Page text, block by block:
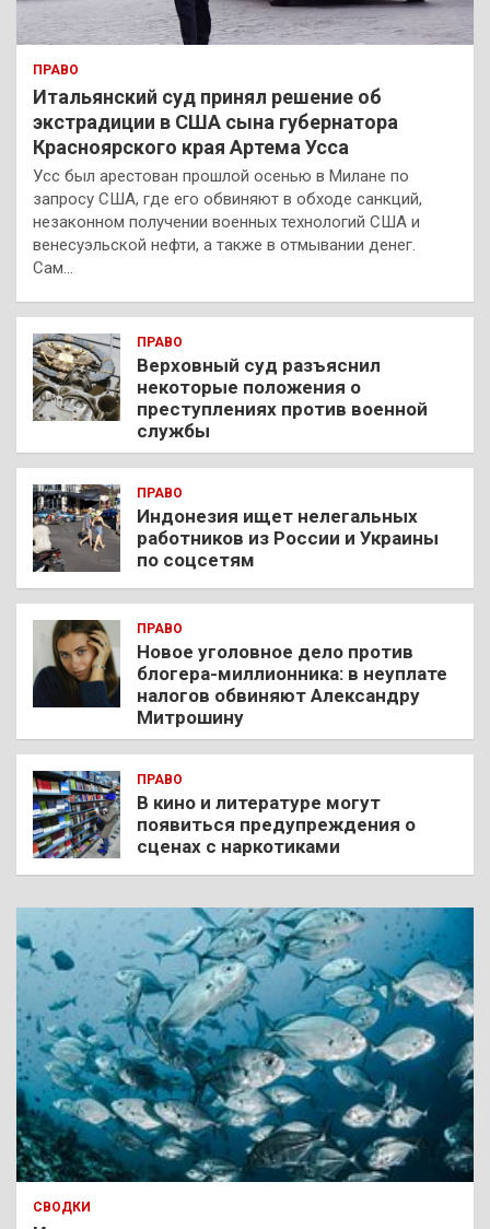
ПРАВО
Итальянский суд принял решение об
экстрадиции в США сына губернатора
Красноярского края Артема Усса
Усс был арестован прошлой осенью в Милане по
запросу США, где его обвиняют в обходе санкций,
незаконном получении военных технологий США и
венесуэльской нефти, а также в отмывании денег.
Сам…
ПРАВО
Верховный суд разъяснил
некоторые положения о
преступлениях против военной
службы
ПРАВО
Индонезия ищет нелегальных
работников из России и Украины
по соцсетям
ПРАВО
Новое уголовное дело против
блогера-миллионника: в неуплате
налогов обвиняют Александру
Митрошину
ПРАВО
В кино и литературе могут
появиться предупреждения о
сценах с наркотиками
СВОДКИ